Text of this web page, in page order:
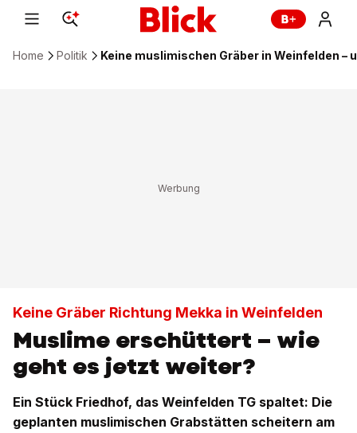
Home Politik Keine muslimischen Gräber in Weinfelden –
Keine Gräber Richtung Mekka in Weinfelden
Muslime erschüttert – wie
geht es jetzt weiter?
Ein Stück Friedhof, das Weinfelden TG spaltet: Die
geplanten muslimischen Grabstätten scheitern am